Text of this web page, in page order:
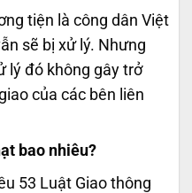
tiện là công dân Việt
sẽ bị xử lý. Nhưng
lý đó không gây trở
của các bên liên
bao nhiêu?
53 Luật Giao thông